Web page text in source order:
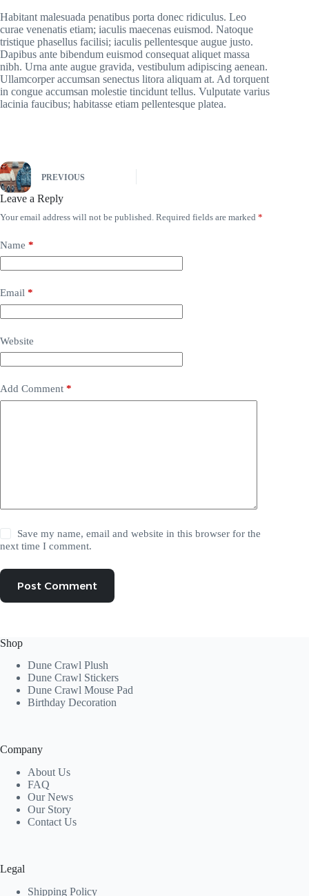
Habitant malesuada penatibus porta donec ridiculus. Leo
curae venenatis etiam; iaculis maecenas euismod. Natoque
tristique phasellus facilisi; iaculis pellentesque augue justo.
Dapibus ante bibendum euismod consequat aliquet massa
nibh. Urna ante augue gravida, vestibulum adipiscing aenean.
Ullamcorper accumsan senectus litora aliquam at. Ad torquent
in congue accumsan molestie tincidunt tellus. Vulputate varius
lacinia faucibus; habitasse etiam pellentesque platea.
PREVIOUS
Leave a Reply
Your email address will not be published. Required fields are marked *
Name *
Email *
Website
Add Comment *
Save my name, email and website in this browser for the
next time I comment.
Post Comment
Shop
Dune Crawl Plush
Dune Crawl Stickers
Dune Crawl Mouse Pad
Birthday Decoration
Company
About Us
FAQ
Our News
Our Story
Contact Us
Legal
Shipping Policy